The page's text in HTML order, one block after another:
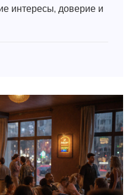
интересы, доверие и